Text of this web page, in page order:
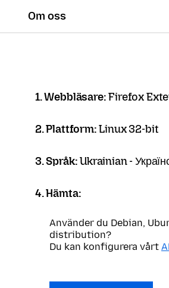
Om oss
1. Webbläsare:Firefox
2. Plattform:Linux 32-bit
3. Språk:Ukrainian -
4. Hämta:
Använder du Debian,
distribution?
Du kan konfigurera vårt